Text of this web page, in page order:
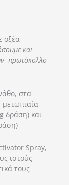
οξέα
και
πρωτόκολλο
στα
μετωπιαία
δράση) και
Spray,
ιστούς
τους